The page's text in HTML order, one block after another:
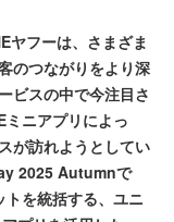
ヤフーは、さまざま
のつながりをより深
ビスの中で今注目さ
ニアプリによっ
が訪れようとしてい
2025 Autumnで
を統括する、ユニ